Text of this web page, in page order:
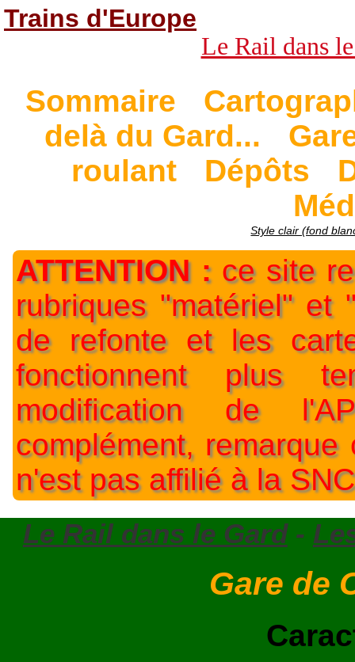
Trains d'Europe
Le Rail dans
Sommaire
delà du Gard...
roulant
Dépôts
Style clair (fond
ATTENTION :ce site
rubriques "matériel" et
de refonte et les
fonctionnent plus
modification de
complément,
n'est pas affilié à la
Le Rail dans le Gard-
Gare de